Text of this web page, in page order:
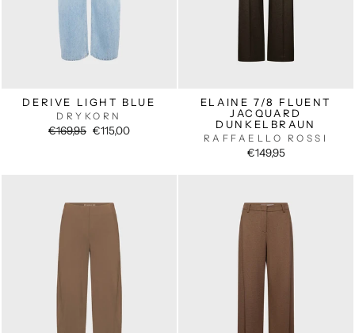
DERIVE LIGHT BLUE
DRYKORN
Normaler
€169,95 Sonderpreis
€115,00
ELAINE 7/8 FLUENT
JACQUARD
DUNKELBRAUN
RAFFAELLO ROSSI
€149,95